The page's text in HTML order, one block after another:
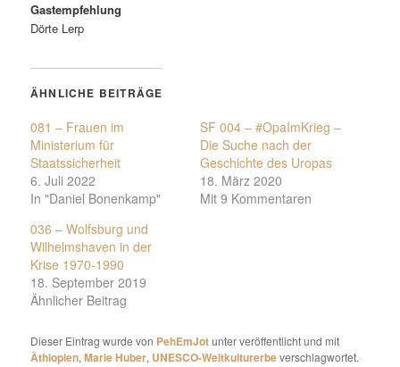
Gastempfehlung
Dörte Lerp
ÄHNLICHE BEITRÄGE
081 – Frauen im
Ministerium für
Staatssicherheit
6. Juli 2022
In "Daniel Bonenkamp"
SF 004 – #OpaImKrieg –
Die Suche nach der
Geschichte des Uropas
18. März 2020
Mit 9 Kommentaren
036 – Wolfsburg und
Wilhelmshaven in der
Krise 1970-1990
18. September 2019
Ähnlicher Beitrag
Dieser Eintrag wurde von PehEmJotunter veröffentlicht und mit
Äthiopien,Marie Huber, UNESCO-Weltkulturerbeverschlagwortet.